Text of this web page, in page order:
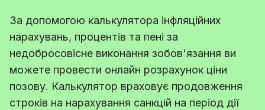
За допомогою калькулятора інфляційних
нарахувань, процентів та пені за
недобросовісне виконання зобов'язання ви
можете провести онлайн розрахунок ціни
позову. Калькулятор враховує продовження
строків на нарахування санкцій на період дії